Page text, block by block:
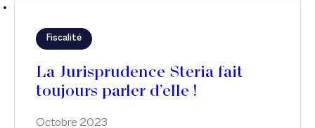
Fiscalité
Octobre 2023
La Jurisprudence Steria fait
toujours parler d’elle !